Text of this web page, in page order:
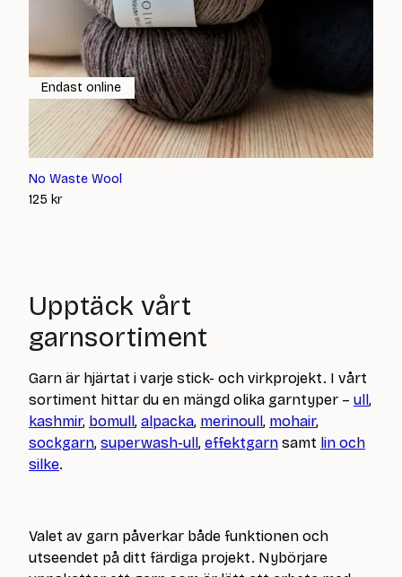
No Waste Wool
125 kr
Endast online
Upptäck vårt
garnsortiment
Garn är hjärtat i varje stick- och virkprojekt. I vårt
sortiment hittar du en mängd olika garntyper – ull,
kashmir, bomull, alpacka, merinoull, mohair,
sockgarn, superwash-ull, effektgarn samt lin och
silke.
Valet av garn påverkar både funktionen och
utseendet på ditt färdiga projekt. Nybörjare